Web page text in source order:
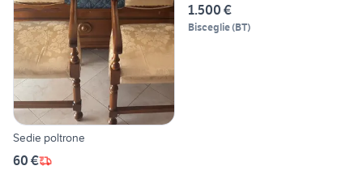
Sedie poltrone
60 €
1.500 €
Bisceglie(BT)